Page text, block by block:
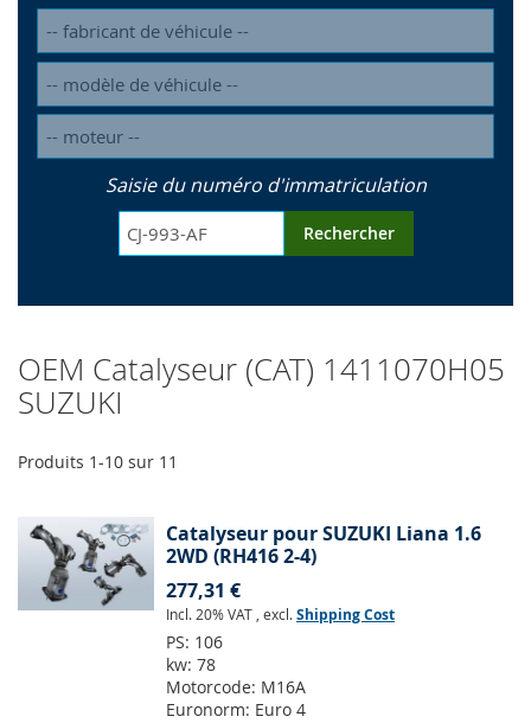
Saisie du numéro d'immatriculation
Rechercher
OEM Catalyseur (CAT) 1411070H05
SUZUKI
Produits 1-10 sur 11
Catalyseur pour SUZUKI Liana 1.6
2WD (RH416 2-4)
277,31 €
Incl. 20% VAT , excl.Shipping Cost
PS: 106
kw: 78
Motorcode: M16A
Euronorm: Euro 4